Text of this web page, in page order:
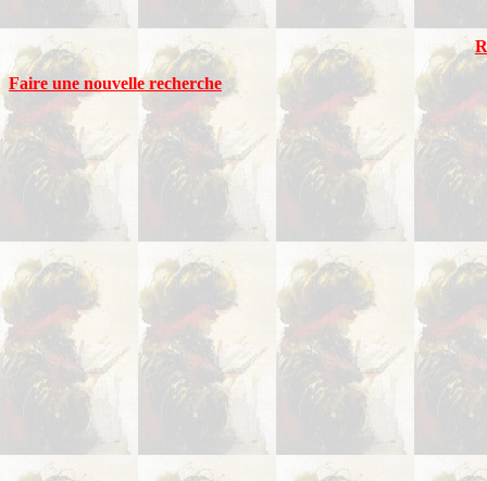
Faire une nouvelle recherche